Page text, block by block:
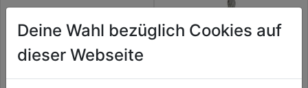
Deine Wahl bezüglich Cookies auf
dieser Webseite